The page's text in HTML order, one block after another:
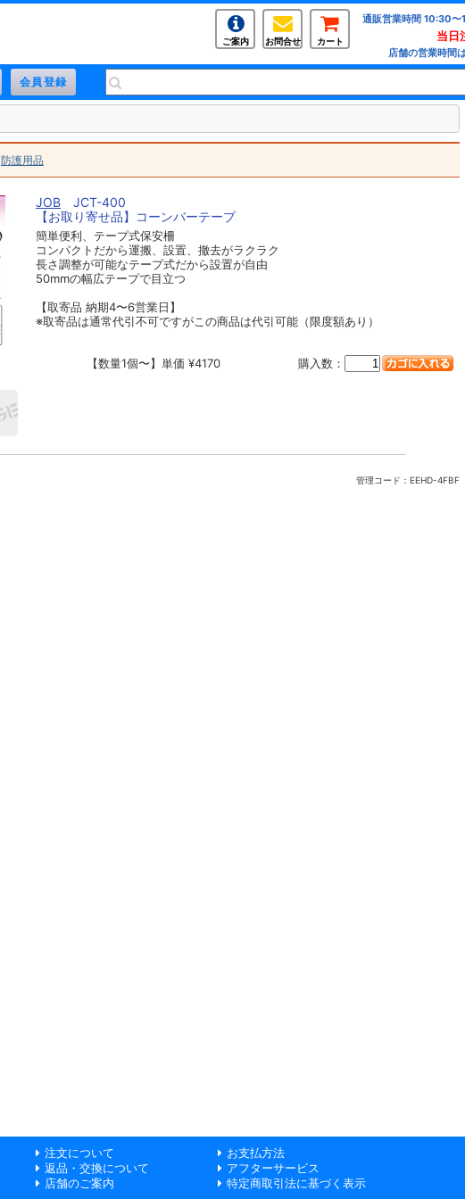
ご案内 お問合せ カート
通販営業時間 10:30〜
当日
店舗の営業時間
防護用品
JOB JCT-400
【お取り寄せ品】コーンバーテープ
簡単便利、テープ式保安柵
コンパクトだから運搬、設置、撤去がラクラク
長さ調整が可能なテープ式だから設置が自由
50mmの幅広テープで目立つ
【取寄品 納期4〜6営業日】
※取寄品は通常代引不可ですがこの商品は代引可能（限度額あり）
【数量1個〜】単価 ¥4170 購入数：
管理コード： EEHD-4FBF
注文について
お支払方法
返品・交換について
アフターサービス
店舗のご案内
特定商取引法に基づく表示